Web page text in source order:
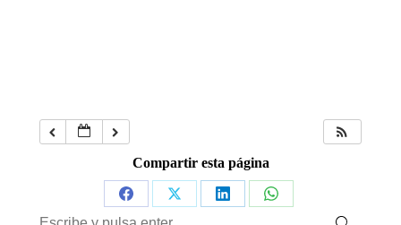
Compartir esta página
Share
Share
Share
Share
Buscar: